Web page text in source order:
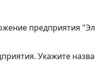
предприятия
Укажите